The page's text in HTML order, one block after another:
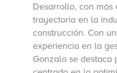
Desarrollo, con más
trayectoria en la
construcción. Con
experiencia en la
Gonzalo se destaca